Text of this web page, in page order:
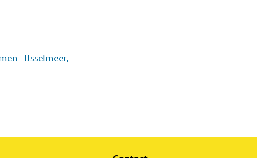
IJsselmeer,